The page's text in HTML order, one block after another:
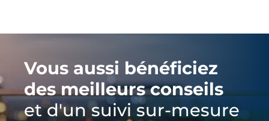
Vous aussi bénéficiez
des meilleurs conseils
et d'un suivi sur-mesure